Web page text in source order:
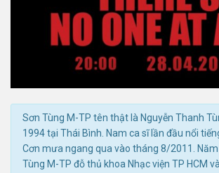
Sơn Tùng M-TP tên thật là Nguyễn Thanh
1994 tại Thái Bình. Nam ca sĩ lần đầu nổi
Cơn mưa ngang qua vào tháng 8/2011. Năm
Tùng M-TP đỗ thủ khoa Nhạc viện TP HCM